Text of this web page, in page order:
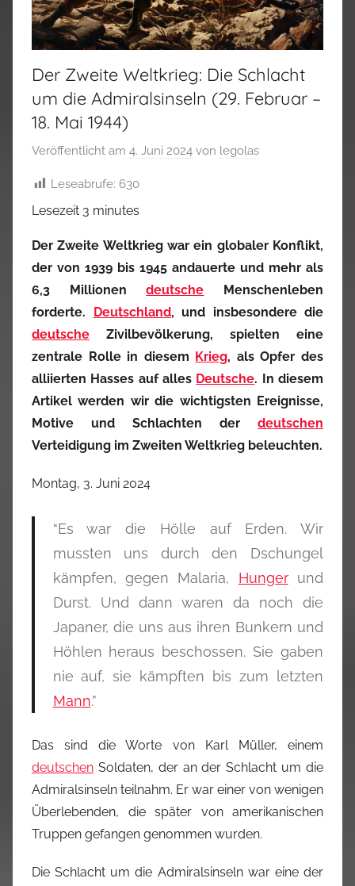
Der Zweite Weltkrieg: Die Schlacht
um die Admiralsinseln (29. Februar –
18. Mai 1944)
Veröffentlicht am 4. Juni 2024 von legolas
Leseabrufe: 630
Lesezeit 3 minutes
Der Zweite Weltkrieg war ein globaler Konflikt,
der von 1939 bis 1945 andauerte und mehr als
6,3 Millionendeutsche Menschenleben
forderte.
Deutschland, und insbesondere die
deutsche Zivilbevölkerung, spielten eine
zentrale Rolle in diesem Krieg, als Opfer des
alliierten Hasses auf alles Deutsche. In diesem
Artikel werden wir die wichtigsten Ereignisse,
Motive und Schlachten der deutschen
Verteidigung im Zweiten Weltkrieg beleuchten.
Montag, 3. Juni 2024
“Es war die Hölle auf Erden. Wir
mussten uns durch den Dschungel
kämpfen, gegen Malaria, Hungerund
Durst. Und dann waren da noch die
Japaner, die uns aus ihren Bunkern und
Höhlen heraus beschossen. Sie gaben
nie auf, sie kämpften bis zum letzten
Mann.”
Das sind die Worte von Karl Müller, einem
deutschen Soldaten, der an der Schlacht um die
Admiralsinseln teilnahm. Er war einer von wenigen
Überlebenden, die später von amerikanischen
Truppen gefangen genommen wurden.
Die Schlacht um die Admiralsinseln war eine der